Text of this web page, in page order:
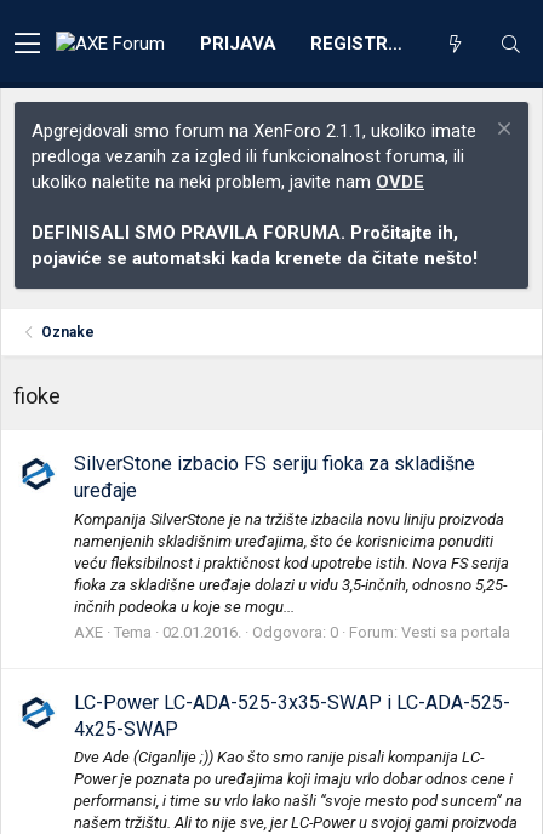
PRIJAVA REGISTRACIJA
Apgrejdovali smo forum na XenForo 2.1.1, ukoliko imate
predloga vezanih za izgled ili funkcionalnost foruma, ili
ukoliko naletite na neki problem, javite nam OVDE
DEFINISALI SMO PRAVILA FORUMA. Pročitajte ih,
pojaviće se automatski kada krenete da čitate nešto!
Oznake
fioke
SilverStone izbacio FS seriju fioka za skladišne
uređaje
Kompanija SilverStone je na tržište izbacila novu liniju proizvoda
namenjenih skladišnim uređajima, što će korisnicima ponuditi
veću fleksibilnost i praktičnost kod upotrebe istih. Nova FS serija
fioka za skladišne uređaje dolazi u vidu 3,5-inčnih, odnosno 5,25-
inčnih podeoka u koje se mogu...
AXE Tema 02.01.2016. Odgovora: 0 Forum: Vesti sa portala
LC-Power LC-ADA-525-3x35-SWAP i LC-ADA-525-
4x25-SWAP
Dve Ade (Ciganlije ;)) Kao što smo ranije pisali kompanija LC-
Power je poznata po uređajima koji imaju vrlo dobar odnos cene i
performansi, i time su vrlo lako našli “svoje mesto pod suncem” na
našem tržištu. Ali to nije sve, jer LC-Power u svojoj gami proizvoda